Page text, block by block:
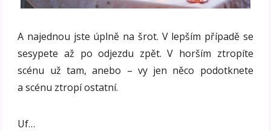
A najednou jste úplně na šrot. V lepším případě se
sesypete až po odjezdu zpět. V horším ztropíte
scénu už tam, anebo – vy jen něco podotknete
a scénu ztropí ostatní.
Uf…